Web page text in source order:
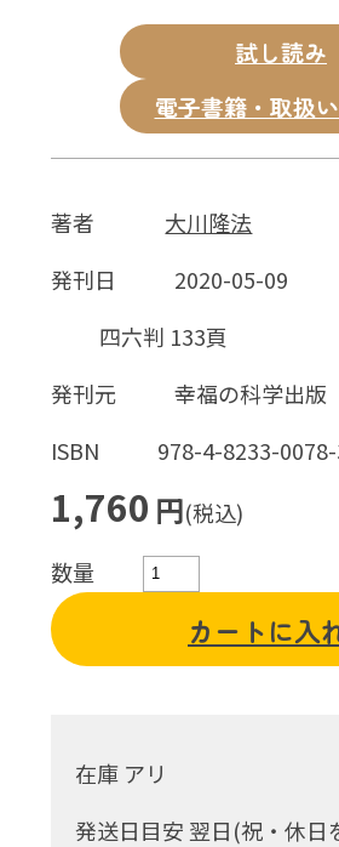
試し読み
電子書籍・取扱
著者
大川隆法
発刊日
2020-05-09
四六判 133頁
発刊元
幸福の科学出版
ISBN
978-4-8233-
1,760 円(税込)
数量
カートに入
在庫 アリ
発送日目安 翌日(祝・休日